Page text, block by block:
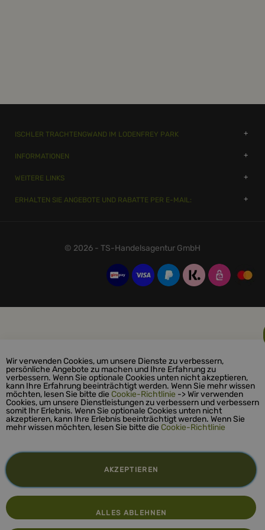
ISCHLER TRACHTENGWAND IM LODENFREY PARK
INFORMATIONEN
WEITERE LINKS
ERHALTEN SIE ANGEBOTE UND RABATTE PER E-MAIL:
© 2026 - TS-Handelsagentur GmbH
Wir verwenden Cookies, um unsere Dienste zu verbessern,
persönliche Angebote zu machen und Ihre Erfahrung zu
verbessern. Wenn Sie optionale Cookies unten nicht akzeptieren,
kann Ihre Erfahrung beeinträchtigt werden. Wenn Sie mehr wissen
möchten, lesen Sie bitte die Cookie-Richtlinie -> Wir verwenden
Cookies, um unsere Dienstleistungen zu verbessern und verbessern
somit Ihr Erlebnis. Wenn Sie optionale Cookies unten nicht
akzeptieren, kann Ihre Erlebnis beeinträchtigt werden. Wenn Sie
mehr wissen möchten, lesen Sie bitte die Cookie-Richtlinie
AKZEPTIEREN
ALLES ABLEHNEN